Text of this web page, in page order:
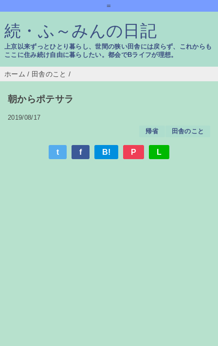
=
続・ふ～みんの日記
上京以来ずっとひとり暮らし、世間の狭い田舎には戻らず、これからも
ここに住み続け自由に暮らしたい。都会でBライフが理想。
ホーム / 田舎のこと /
朝からポテサラ
2019/08/17
帰省
田舎のこと
t f B! P L